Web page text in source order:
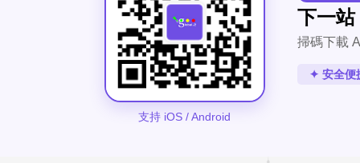
支持 iOS / Android
下一
掃碼下載
✦ 安全便